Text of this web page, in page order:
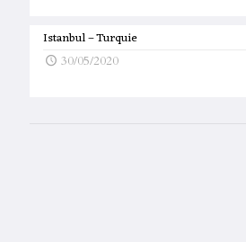
Istanbul – Turquie
30/05/2020